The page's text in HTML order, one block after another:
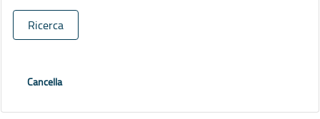
Ricerca
Cancella